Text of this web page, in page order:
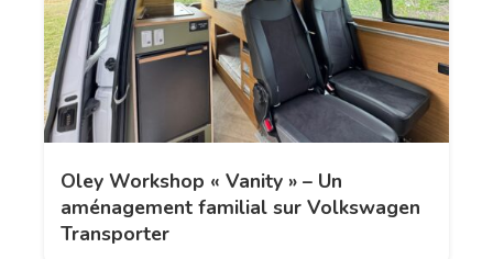
Oley Workshop « Vanity » – Un
aménagement familial sur Volkswagen
Transporter